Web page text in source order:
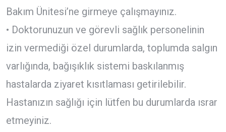
Bakım Ünitesi’ne girmeye çalışmayınız.
• Doktorunuzun ve görevli sağlık personelinin
izin vermediği özel durumlarda, toplumda salgın
varlığında, bağışıklık sistemi baskılanmış
hastalarda ziyaret kısıtlaması getirilebilir.
Hastanızın sağlığı için lütfen bu durumlarda ısrar
etmeyiniz.